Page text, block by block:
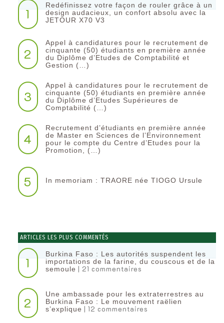
1
Redéfinissez votre façon de rouler grâce à un
design audacieux, un confort absolu avec la
JETOUR X70 V3
2
Appel à candidatures pour le recrutement de
cinquante (50) étudiants en première année
du Diplôme d’Etudes de Comptabilité et
Gestion (…)
3
Appel à candidatures pour le recrutement de
cinquante (50) étudiants en première année
du Diplôme d’Etudes Supérieures de
Comptabilité (…)
4
Recrutement d’étudiants en première année
de Master en Sciences de l’Environnement
pour le compte du Centre d’Etudes pour la
Promotion, (…)
5 In memoriam : TRAORE née TIOGO Ursule
ARTICLES LES PLUS COMMENTÉS
1
Burkina Faso : Les autorités suspendent les
importations de la farine, du couscous et de la
semoule | 21 commentaires
2
Une ambassade pour les extraterrestres au
Burkina Faso : Le mouvement raëlien
s’explique | 12 commentaires